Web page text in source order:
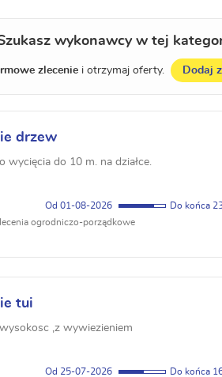
wykonawcy w tej
zleceniei otrzymaj oferty. Dodaj
drzew
wycięcia do 10 m. na działce.
01-08-2026
ogrodniczo-porządkowe
tui
,z wywiezieniem
25-07-2026